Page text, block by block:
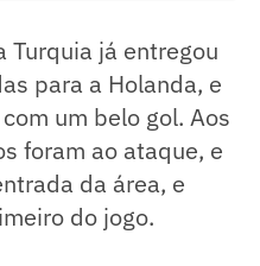
Turquia já entregou
para a Holanda, e
um belo gol. Aos
foram ao ataque, e
da área, e
do jogo.